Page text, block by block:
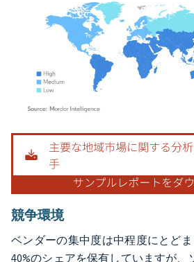
画像 © Mordor Intelligence。再利用にはCC BY
競争環境
ベンダーの集中度は中程度にとど
40%のシェアを保有していますが、